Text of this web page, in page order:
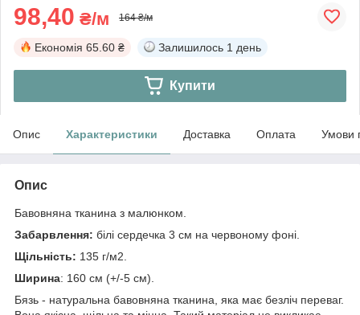
98,40 ₴/м 164 ₴/м
Економія 65.60 ₴ Залишилось 1 день
Купити
Опис Характеристики Доставка Оплата Умови
Опис
Бавовняна тканина з малюнком.
Забарвлення: білі сердечка 3 см на червоному фоні.
Щільність: 135 г/м2.
Ширина: 160 см (+/-5 см).
Бязь - натуральна бавовняна тканина, яка має безліч переваг.